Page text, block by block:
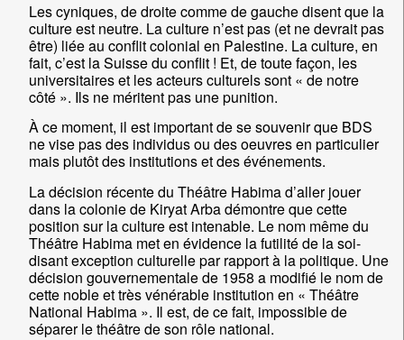
Les cyniques, de droite comme de gauche disent que la
culture est neutre. La culture n’est pas (et ne devrait pas
être) liée au conflit colonial en Palestine. La culture, en
fait, c’est la Suisse du conflit ! Et, de toute façon, les
universitaires et les acteurs culturels sont « de notre
côté ». Ils ne méritent pas une punition.
À ce moment, il est important de se souvenir que BDS
ne vise pas des individus ou des oeuvres en particulier
mais plutôt des institutions et des événements.
La décision récente du Théâtre Habima d’aller jouer
dans la colonie de Kiryat Arba démontre que cette
position sur la culture est intenable. Le nom même du
Théâtre Habima met en évidence la futilité de la soi-
disant exception culturelle par rapport à la politique. Une
décision gouvernementale de 1958 a modifié le nom de
cette noble et très vénérable institution en « Théâtre
National Habima ». Il est, de ce fait, impossible de
séparer le théâtre de son rôle national.